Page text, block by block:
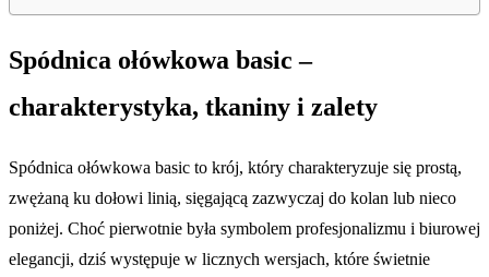
Spódnica ołówkowa basic –
charakterystyka, tkaniny i zalety
Spódnica ołówkowa basic to krój, który charakteryzuje się prostą,
zwężaną ku dołowi linią, sięgającą zazwyczaj do kolan lub nieco
poniżej. Choć pierwotnie była symbolem profesjonalizmu i biurowej
elegancji, dziś występuje w licznych wersjach, które świetnie